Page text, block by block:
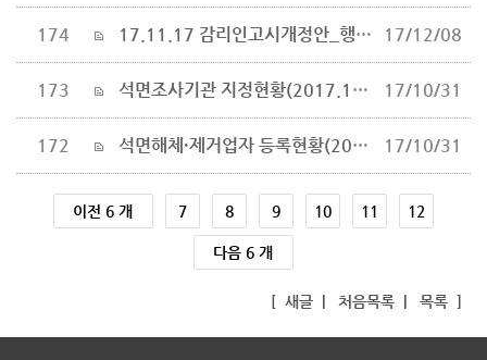
174 17.11.17 감리인고시개정안_행정예고_수정 17/12/08
173 석면조사기관 지정현황(2017.10.30.기준) 17/10/31
172 석면해체·제거업자 등록현황(2017.10.30. 기준) 17/10/31
이전 6 개 7 8 9 10 11 12
다음 6 개
[ 새글| 처음목록| 목록]